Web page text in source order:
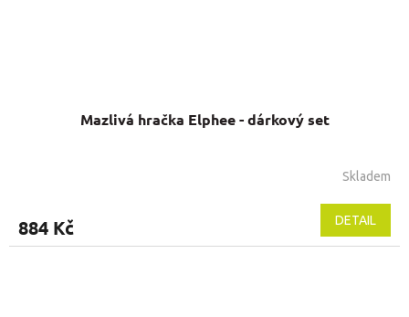
Mazlivá hračka Elphee - dárkový set
Skladem
884 Kč DETAIL